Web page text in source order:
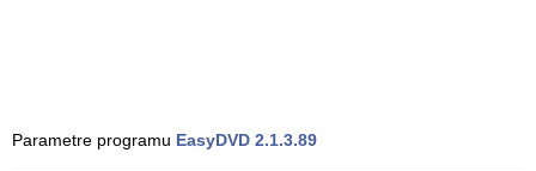
Parametre programu EasyDVD 2.1.3.89